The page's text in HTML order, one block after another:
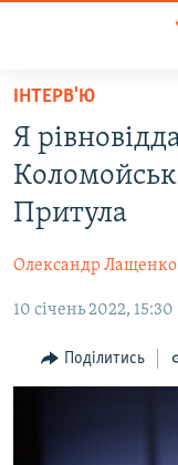
Перейти
основного
матеріалу
Перейти
до
основної
Перейти
пошуку
ВОДА.КРИМ
ВІДЕО ТА ФОТО
БЛОГИ
ПОГЛЯД
ІНТЕРВ'Ю
ІНТЕРВ'Ю
Я
Притула
Олександр Лащенко
10 січень 2022, 15:30
Поділитись